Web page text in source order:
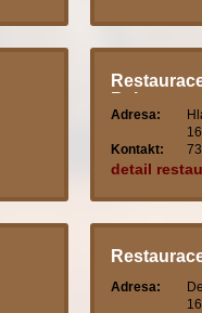
Bejzment
Adresa:
Kontakt:
detail
Adresa: